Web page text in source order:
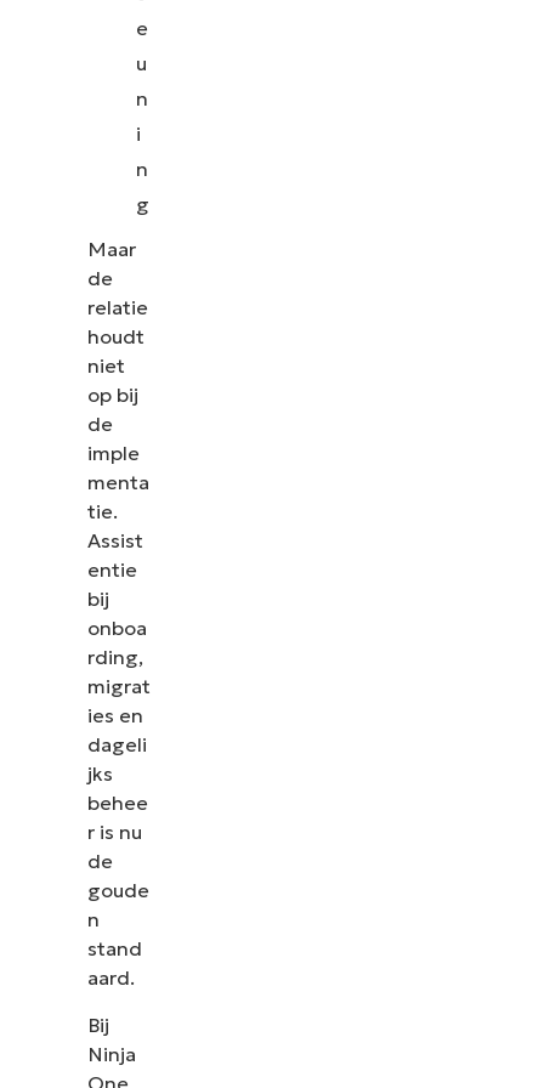
e
u
n
i
n
g
Maar
de
relatie
houdt
niet
op bij
de
imple
menta
tie.
Assist
entie
bij
onboa
rding,
migrat
ies en
dageli
jks
behee
r is nu
de
goude
n
stand
aard.
Bij
Ninja
One